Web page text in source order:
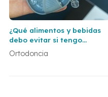
¿Qué alimentos y bebidas
debo evitar si tengo
brackets?
Ortodoncia